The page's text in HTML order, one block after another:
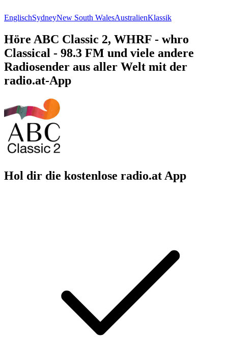
EnglischSydneyNew South WalesAustralienKlassik
Höre ABC Classic 2, WHRF - whro
Classical - 98.3 FM und viele andere
Radiosender aus aller Welt mit der
radio.at-App
Hol dir die kostenlose radio.at App